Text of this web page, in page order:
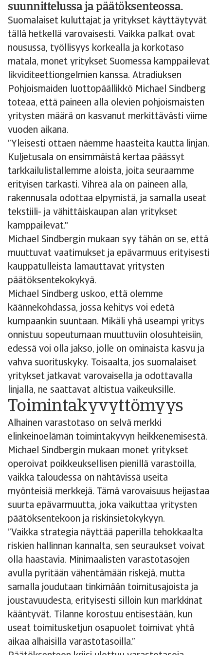
suunnittelussa ja päätöksenteossa.
Suomalaiset kuluttajat ja yritykset käyttäytyvät
tällä hetkellä varovaisesti. Vaikka palkat ovat
nousussa, työllisyys korkealla ja korkotaso
matala, monet yritykset Suomessa kamppailevat
likviditeettiongelmien kanssa. Atradiuksen
Pohjoismaiden luottopäällikkö Michael Sindberg
toteaa, että paineen alla olevien pohjoismaisten
yritysten määrä on kasvanut merkittävästi viime
vuoden aikana.
”Yleisesti ottaen näemme haasteita kautta linjan.
Kuljetusala on ensimmäistä kertaa päässyt
tarkkailulistallemme aloista, joita seuraamme
erityisen tarkasti. Vihreä ala on paineen alla,
rakennusala odottaa elpymistä, ja samalla useat
tekstiili- ja vähittäiskaupan alan yritykset
kamppailevat."
Michael Sindbergin mukaan syy tähän on se, että
muuttuvat vaatimukset ja epävarmuus erityisesti
kauppatulleista lamauttavat yritysten
päätöksentekokykyä.
Michael Sindberg uskoo, että olemme
käännekohdassa, jossa kehitys voi edetä
kumpaankin suuntaan. Mikäli yhä useampi yritys
onnistuu sopeutumaan muuttuviin olosuhteisiin,
edessä voi olla jakso, jolle on ominaista kasvu ja
vahva suorituskyky. Toisaalta, jos suomalaiset
yritykset jatkavat varovaisella ja odottavalla
linjalla, ne saattavat altistua vaikeuksille.
Toimintakyvyttömyys
Alhainen varastotaso on selvä merkki
elinkeinoelämän toimintakyvyn heikkenemisestä.
Michael Sindbergin mukaan monet yritykset
operoivat poikkeuksellisen pienillä varastoilla,
vaikka taloudessa on nähtävissä useita
myönteisiä merkkejä. Tämä varovaisuus heijastaa
suurta epävarmuutta, joka vaikuttaa yritysten
päätöksentekoon ja riskinsietokykyyn.
”Vaikka strategia näyttää paperilla tehokkaalta
riskien hallinnan kannalta, sen seuraukset voivat
olla haastavia. Minimaalisten varastotasojen
avulla pyritään vähentämään riskejä, mutta
samalla joudutaan tinkimään toimitusajoista ja
joustavuudesta, erityisesti silloin kun markkinat
kääntyvät. Tilanne korostuu entisestään, kun
useat toimitusketjun osapuolet toimivat yhtä
aikaa alhaisilla varastotasoilla.”